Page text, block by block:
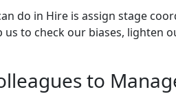
do in Hire is assign stage
us to check our biases, lighten
to